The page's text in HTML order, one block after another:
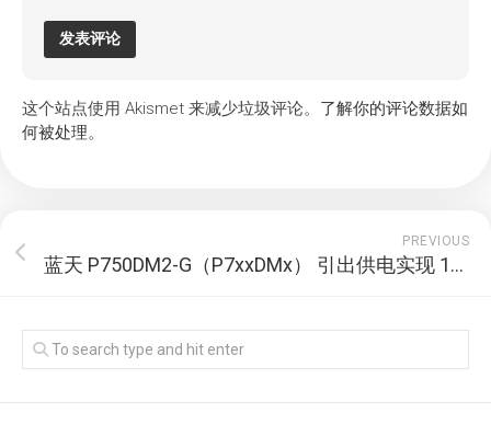
这个站点使用 Akismet 来减少垃圾评论。 了解你的评论数据如
何被处理。
PREVIOUS
蓝天 P750DM2-G（P7xxDMx） 引出供电实现 12V 硬盘供电